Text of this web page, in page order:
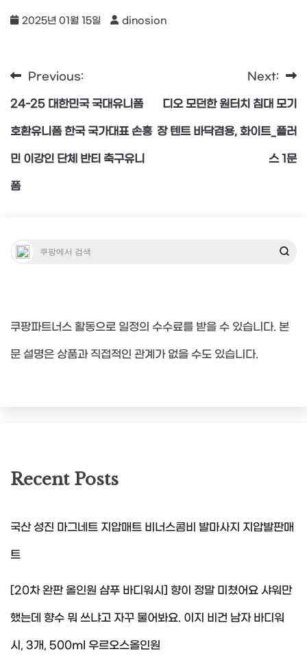
2025년 01월 15일 dinosion
글
탐
색
Previous:
24-25 대한민국 국대유니폼
호환유니폼 한국 국가대표 손흥
민 이강인 단체 반티 축구유니
폼
Next:
디오 모던한 원터치 침대 모기
장 텐트 바닥겸용, 화이트_플러
스 1문
쿠팡파트너스 활동으로 일정의 수수료를 받을 수 있습니다. 본
문 설명은 상품과 직접적인 관계가 없을 수도 있습니다.
Recent Posts
국산 성진 마그네트 지압매트 비너스콤비 발마사지 지압발판매
트
[20차 완판 올인원 샴푸 바디워시] 향이 정말 미쳤어요 샤워만
했는데 향수 뭐 쓰냐고 자꾸 물어봐요. 이지 비건 남자 바디워
시, 3개, 500ml 우르오스올인원